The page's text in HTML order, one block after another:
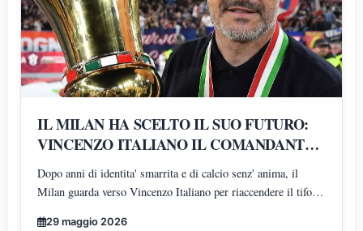
IL MILAN HA SCELTO IL SUO FUTURO:
VINCENZO ITALIANO IL COMANDANTE
DELLA RIVOLUZIONE ROSSONERA
Dopo anni di identita' smarrita e di calcio senz' anima, il
Milan guarda verso Vincenzo Italiano per riaccendere il tifo
29 maggio 2026